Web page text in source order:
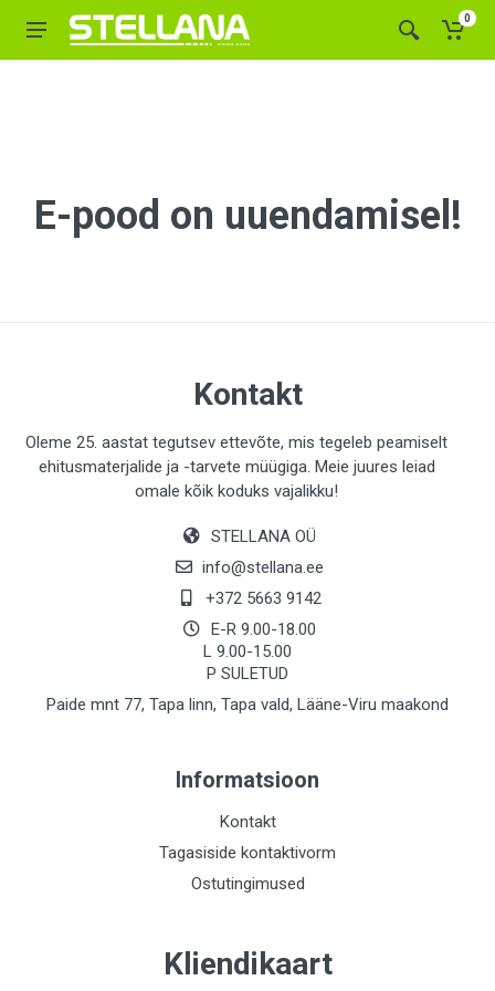
0
E-pood on uuendamisel!
Kontakt
Oleme 25. aastat tegutsev ettevõte, mis tegeleb peamiselt
ehitusmaterjalide ja -tarvete müügiga. Meie juures leiad
omale kõik koduks vajalikku!
STELLANA OÜ
info@stellana.ee
+372 5663 9142
E-R 9.00-18.00
L 9.00-15.00
P SULETUD
Paide mnt 77, Tapa linn, Tapa vald, Lääne-Viru maakond
Informatsioon
Kontakt
Tagasiside kontaktivorm
Ostutingimused
Kliendikaart